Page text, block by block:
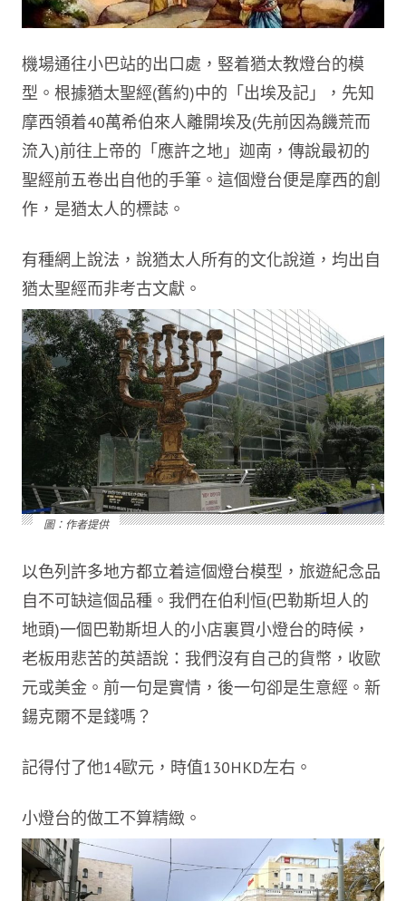
機場通往小巴站的出口處，竪着猶太教燈台的模
型。根據猶太聖經(舊約)中的「出埃及記」，先知
摩西領着40萬希伯來人離開埃及(先前因為饑荒而
流入)前往上帝的「應許之地」迦南，傳說最初的
聖經前五卷出自他的手筆。這個燈台便是摩西的創
作，是猶太人的標誌。
有種網上說法，說猶太人所有的文化說道，均出自
猶太聖經而非考古文獻。
圖：作者提供
以色列許多地方都立着這個燈台模型，旅遊紀念品
自不可缺這個品種。我們在伯利恒(巴勒斯坦人的
地頭)一個巴勒斯坦人的小店裏買小燈台的時候，
老板用悲苦的英語說：我們沒有自己的貨幣，收歐
元或美金。前一句是實情，後一句卻是生意經。新
鍚克爾不是錢嗎？
記得付了他14歐元，時值130HKD左右。
小燈台的做工不算精緻。